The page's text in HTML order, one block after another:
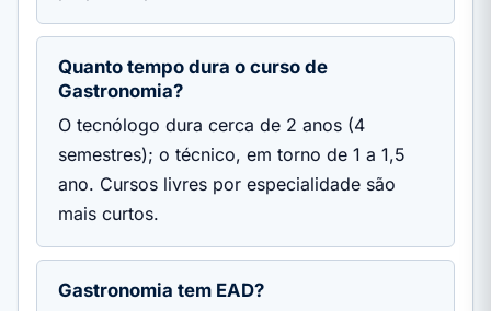
Quanto tempo dura o curso de
Gastronomia?
O tecnólogo dura cerca de 2 anos (4
semestres); o técnico, em torno de 1 a 1,5
ano. Cursos livres por especialidade são
mais curtos.
Gastronomia tem EAD?